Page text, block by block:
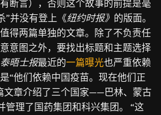
断言），否则这个故事的前提是毫
”并没有登上《纽约时报》 的版面。
得两篇单独的文章。除了不负责任
意图之外，要找出标题和主题选择
泰晤士报最近的一篇曝光也严重依赖
“他们依赖中国疫苗。现在他们正
文章介绍了三个国家——巴林、蒙古
理了国药集团和科兴集团。 “这